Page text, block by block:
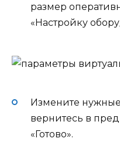
размер
«Настройку
Измените
вернитесь в
«Готово».